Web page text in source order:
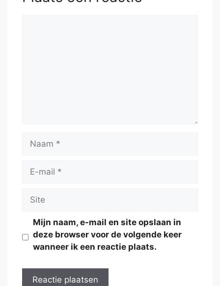
Naam
Site
Mijn naam, e-mail en site opslaan in
deze browser voor de volgende keer
wanneer ik een reactie plaats.